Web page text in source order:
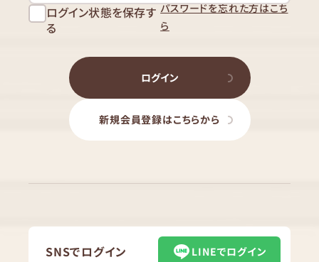
ログイン状態を保存す
る
パスワードを忘れた方はこち
ら
ログイン
新規会員登録はこちらから
SNSでログイン LINEでログイン